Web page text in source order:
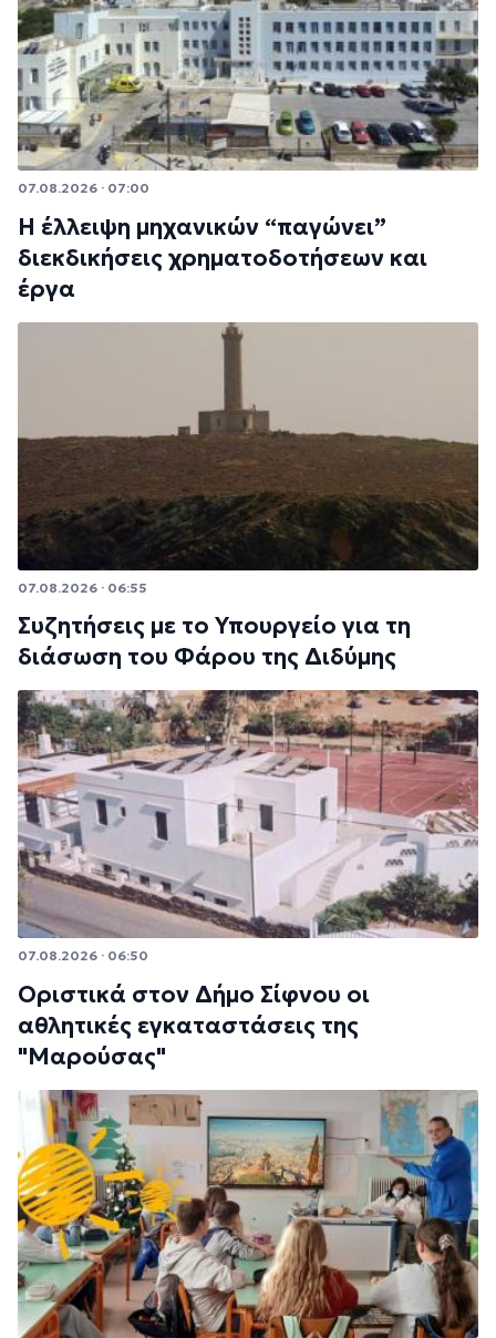
07.08.2026 · 07:00
Η έλλειψη μηχανικών “παγώνει”
διεκδικήσεις χρηματοδοτήσεων και
έργα
07.08.2026 · 06:55
Συζητήσεις με το Υπουργείο για τη
διάσωση του Φάρου της Διδύμης
07.08.2026 · 06:50
Οριστικά στον Δήμο Σίφνου οι
αθλητικές εγκαταστάσεις της
"Μαρούσας"